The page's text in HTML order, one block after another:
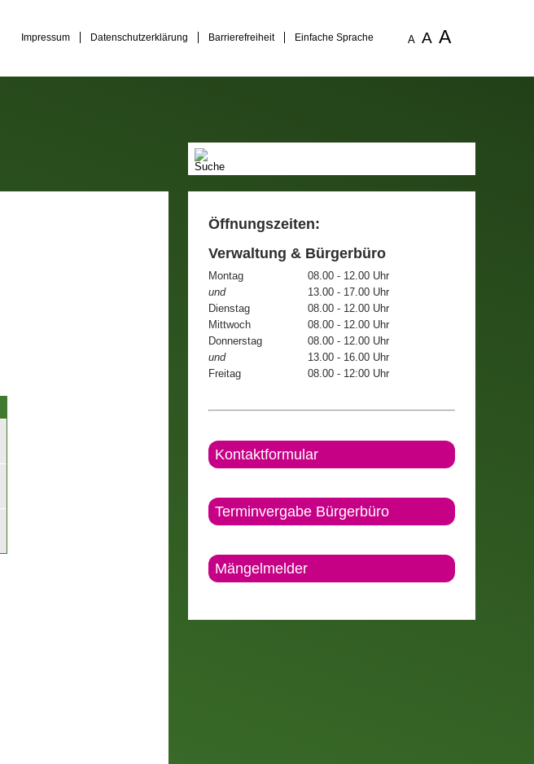
Impressum Datenschutzerklärung Barrierefreiheit Einfache Sprache A A A
Öffnungszeiten:
Verwaltung & Bürgerbüro
Montag
08.00 - 12.00 Uhr
und
13.00 - 17.00 Uhr
Dienstag
08.00 - 12.00 Uhr
Mittwoch
08.00 - 12.00 Uhr
Donnerstag
08.00 - 12.00 Uhr
und
13.00 - 16.00 Uhr
Freitag
08.00 - 12:00 Uhr
Kontaktformular
Terminvergabe Bürgerbüro
Mängelmelder